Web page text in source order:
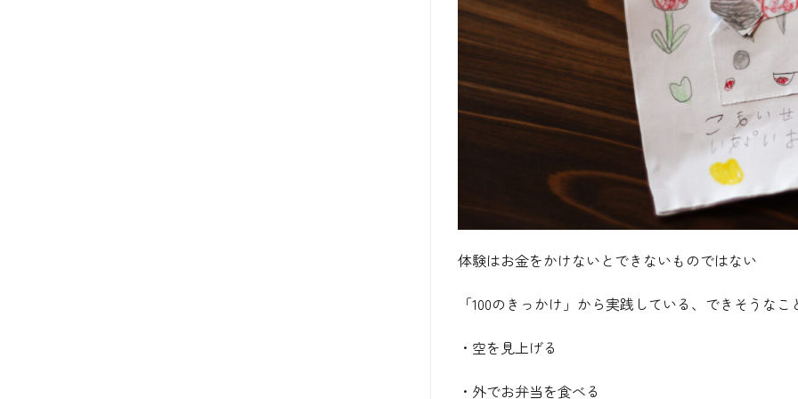
体験はお金をかけないとできないものではない
「100のきっかけ」から実践している、できそうなこ
・空を見上げる
・外でお弁当を食べる